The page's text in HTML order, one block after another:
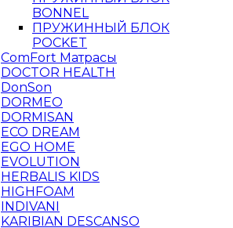
BONNEL
ПРУЖИННЫЙ БЛОК
POCKET
ComFort Матрасы
DOCTOR HEALTH
DonSon
DORMEO
DORMISAN
ECO DREAM
EGO HOME
EVOLUTION
HERBALIS KIDS
HIGHFOAM
INDIVANI
KARIBIAN DESCANSO